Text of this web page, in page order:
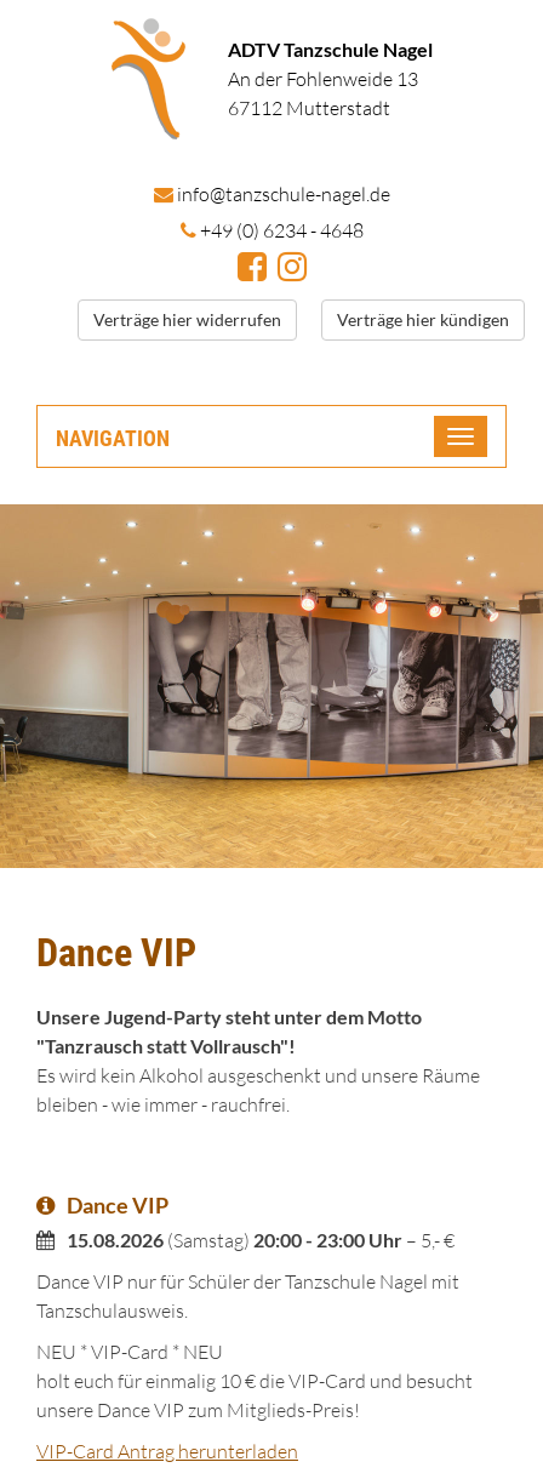
ADTV Tanzschule Nagel
An der Fohlenweide 13
67112 Mutterstadt
info@tanzschule-nagel.de
+49 (0) 6234 - 4648
Verträge hier widerrufen Verträge hier kündigen
NAVIGATION
Toggle
Dance VIP
Unsere Jugend-Party steht unter dem Motto
"Tanzrausch statt Vollrausch"!
Es wird kein Alkohol ausgeschenkt und unsere Räume
bleiben - wie immer - rauchfrei.
Dance VIP
15.08.2026 (Samstag) 20:00 - 23:00 Uhr – 5,- €
Dance VIP nur für Schüler der Tanzschule Nagel mit
Tanzschulausweis.
NEU * VIP-Card * NEU
holt euch für einmalig 10 € die VIP-Card und besucht
unsere Dance VIP zum Mitglieds-Preis!
VIP-Card Antrag herunterladen